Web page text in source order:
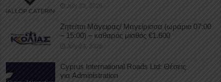
July 23, 2026
Ζητείται Μάγειρας/ Μαγείρισσα (ωράριο 07:00
– 15:00) – καθαρός μισθός €1.600
July 23, 2026
Cyprus International Roads Ltd: Θέσεις
για Administration